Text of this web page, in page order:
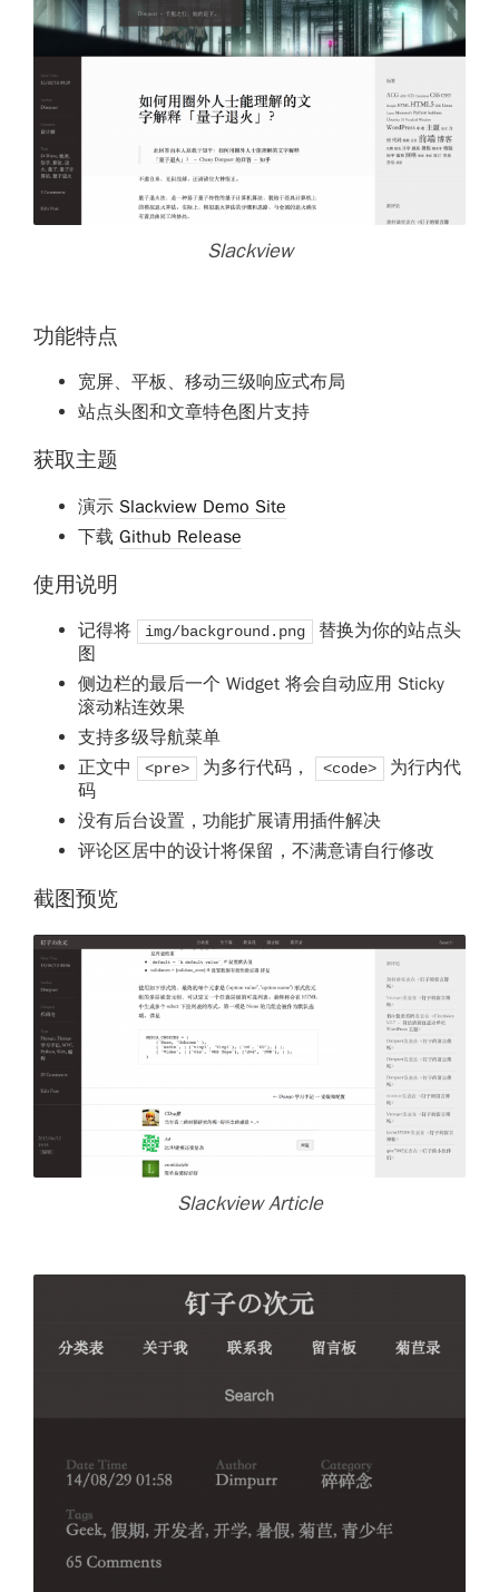
Slackview
功能特点
宽屏、平板、移动三级响应式布局
站点头图和文章特色图片支持
获取主题
演示 Slackview Demo Site
下载 Github Release
使用说明
记得将 img/background.png
替换为你的站点头
图
侧边栏的最后一个 Widget 将会自动应用 Sticky
滚动粘连效果
支持多级导航菜单
正文中
<pre> 为多行代码， <code>
为行内代
码
没有后台设置，功能扩展请用插件解决
评论区居中的设计将保留，不满意请自行修改
截图预览
Slackview Article